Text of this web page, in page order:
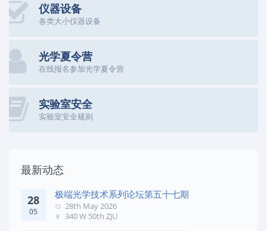
仪器设备
各类大小仪器设备
光学夏令营
在线报名参加光学夏令营
实验室安全
实验室安全规则
最新动态
28
05
极端光学技术系列论坛第五十七期
28th May 2026
340 W 50th ZJU